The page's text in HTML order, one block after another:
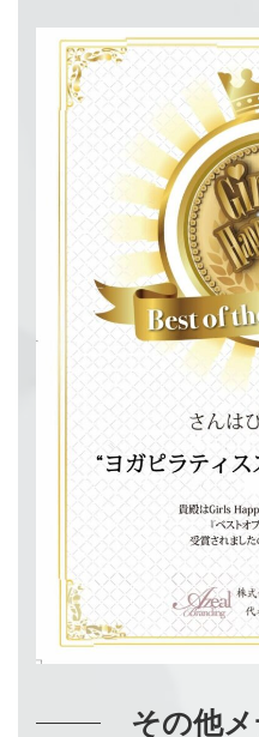
その他